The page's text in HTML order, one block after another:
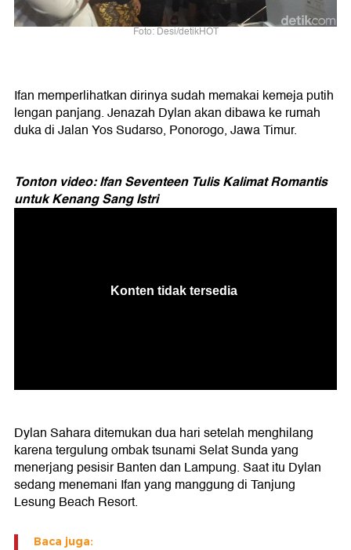
Foto: Desi/detikHOT
Ifan memperlihatkan dirinya sudah memakai kemeja putih
lengan panjang. Jenazah Dylan akan dibawa ke rumah
duka di Jalan Yos Sudarso, Ponorogo, Jawa Timur.
Tonton video: Ifan Seventeen Tulis Kalimat Romantis
untuk Kenang Sang Istri
Dylan Sahara ditemukan dua hari setelah menghilang
karena tergulung ombak tsunami Selat Sunda yang
menerjang pesisir Banten dan Lampung. Saat itu Dylan
sedang menemani Ifan yang manggung di Tanjung
Lesung Beach Resort.
Baca juga: